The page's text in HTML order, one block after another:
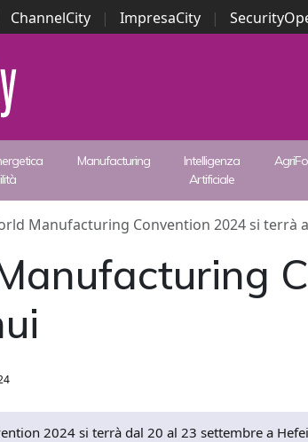
ChannelCity | ImpresaCity |
Security
Manufacturing
Intelligenza
Artificiale
Manufacturing Convention 2024 si terrà
2024 si terrà dal 20 al 23 settembre a